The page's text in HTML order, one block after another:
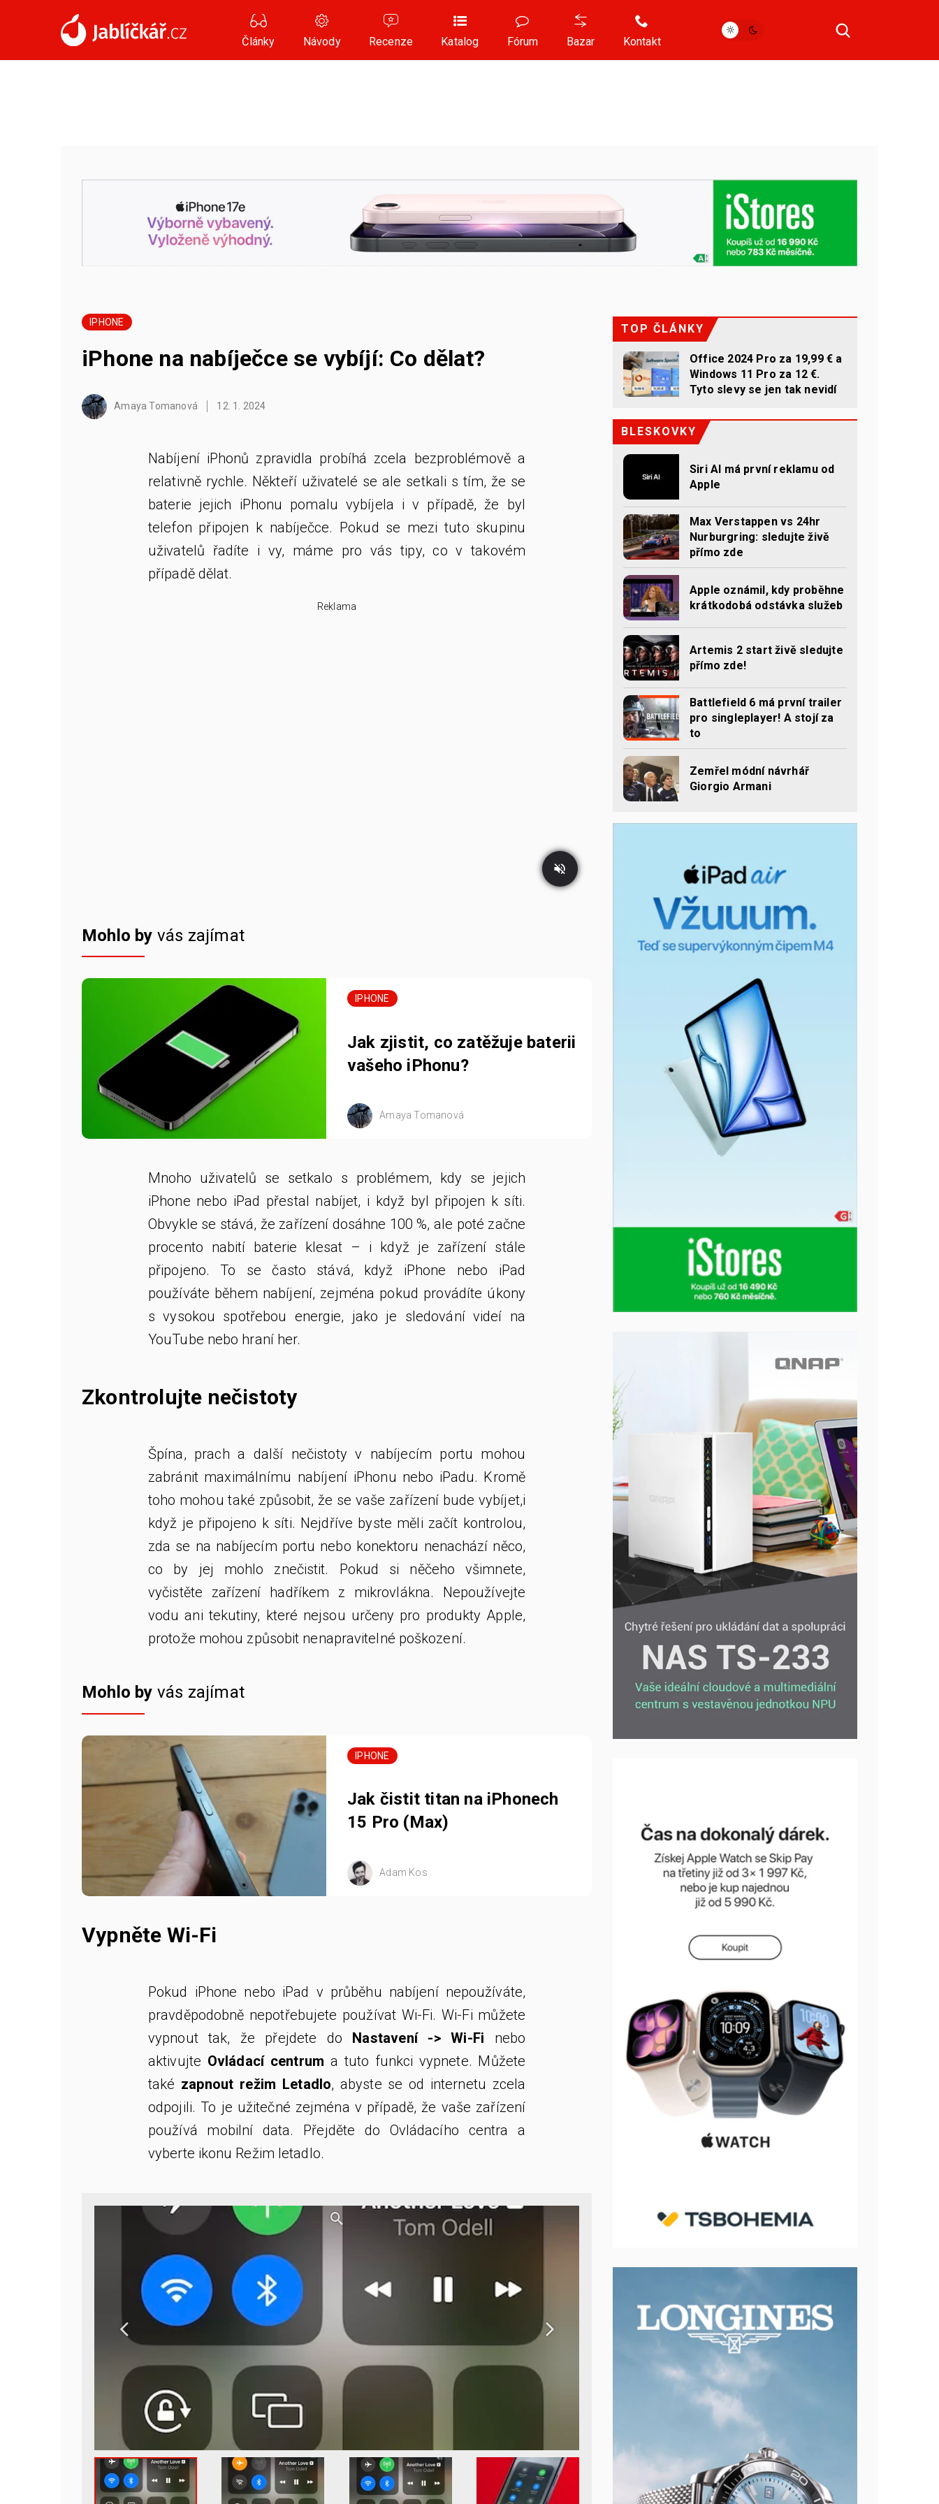
Články Návody Recenze Katalog Fórum Bazar Kontakt
IPHONE
iPhone na nabíječce se vybíjí: Co dělat?
Amaya Tomanová 12. 1. 2024
Nabíjení iPhonů zpravidla probíhá zcela bezproblémově a
relativně rychle. Někteří uživatelé se ale setkali s tím, že se
baterie jejich iPhonu pomalu vybíjela i v případě, že byl
telefon připojen k nabíječce. Pokud se mezi tuto skupinu
uživatelů řadíte i vy, máme pro vás tipy, co v takovém
případě dělat.
Reklama
Mohlo by vás zajímat
IPHONE
Jak zjistit, co zatěžuje baterii
vašeho iPhonu?
Amaya Tomanová
Mnoho uživatelů se setkalo s problémem, kdy se jejich
iPhone nebo iPad přestal nabíjet, i když byl připojen k síti.
Obvykle se stává, že zařízení dosáhne 100 %, ale poté začne
procento nabití baterie klesat – i když je zařízení stále
připojeno. To se často stává, když iPhone nebo iPad
používáte během nabíjení, zejména pokud provádíte úkony
s vysokou spotřebou energie, jako je sledování videí na
YouTube nebo hraní her.
Zkontrolujte nečistoty
Špína, prach a další nečistoty v nabíjecím portu mohou
zabránit maximálnímu nabíjení iPhonu nebo iPadu. Kromě
toho mohou také způsobit, že se vaše zařízení bude vybíjet,i
když je připojeno k síti. Nejdříve byste měli začít kontrolou,
zda se na nabíjecím portu nebo konektoru nenachází něco,
co by jej mohlo znečistit. Pokud si něčeho všimnete,
vyčistěte zařízení hadříkem z mikrovlákna. Nepoužívejte
vodu ani tekutiny, které nejsou určeny pro produkty Apple,
protože mohou způsobit nenapravitelné poškození.
Mohlo by vás zajímat
IPHONE
Jak čistit titan na iPhonech
15 Pro (Max)
Adam Kos
Vypněte Wi-Fi
Pokud iPhone nebo iPad v průběhu nabíjení nepoužíváte,
pravděpodobně nepotřebujete používat Wi-Fi. Wi-Fi můžete
vypnout tak, že přejdete do Nastavení -> Wi-Fi nebo
aktivujte Ovládací centrum a tuto funkci vypnete. Můžete
také zapnout režim Letadlo, abyste se od internetu zcela
odpojili. To je užitečné zejména v případě, že vaše zařízení
používá mobilní data. Přejděte do Ovládacího centra a
vyberte ikonu Režim letadlo.
TOP ČLÁNKY
Office 2024 Pro za 19,99 € a
Windows 11 Pro za 12 €.
Tyto slevy se jen tak nevidí
BLESKOVKY
Siri AI má první reklamu od
Apple
Max Verstappen vs 24hr
Nurburgring: sledujte živě
přímo zde
Apple oznámil, kdy proběhne
krátkodobá odstávka služeb
Artemis 2 start živě sledujte
přímo zde!
Battlefield 6 má první trailer
pro singleplayer! A stojí za
to
Zemřel módní návrhář
Giorgio Armani